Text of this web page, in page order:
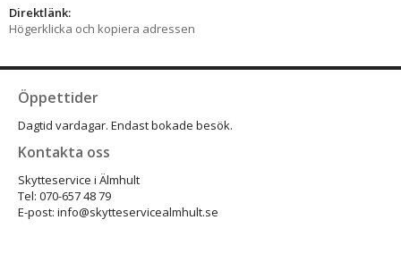
Direktlänk:
Högerklicka och kopiera adressen
Öppettider
Dagtid vardagar. Endast bokade besök.
Kontakta oss
Skytteservice i Älmhult
Tel: 070-657 48 79
E-post: info@skytteservicealmhult.se